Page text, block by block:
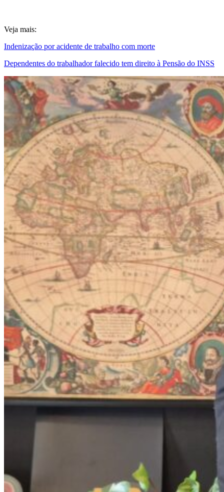
Veja mais:
Indenização por acidente de trabalho com morte
Dependentes do trabalhador falecido tem direito à Pensão do INSS